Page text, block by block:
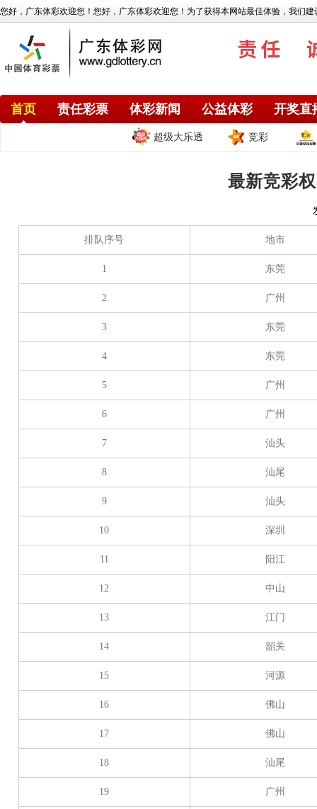
您好，广东体彩欢迎您！您好，广东体彩欢迎您！为了获得本网站最佳体验，我们
首页 责任彩票 体彩新闻 公益体彩 开奖直
超级大乐透 竞彩
最新竞彩
排队序号 地市
1 东莞
2 广州
3 东莞
4 东莞
5 广州
6 广州
7 汕头
8 汕尾
9 汕头
10 深圳
11 阳江
12 中山
13 江门
14 韶关
15 河源
16 佛山
17 佛山
18 汕尾
19 广州